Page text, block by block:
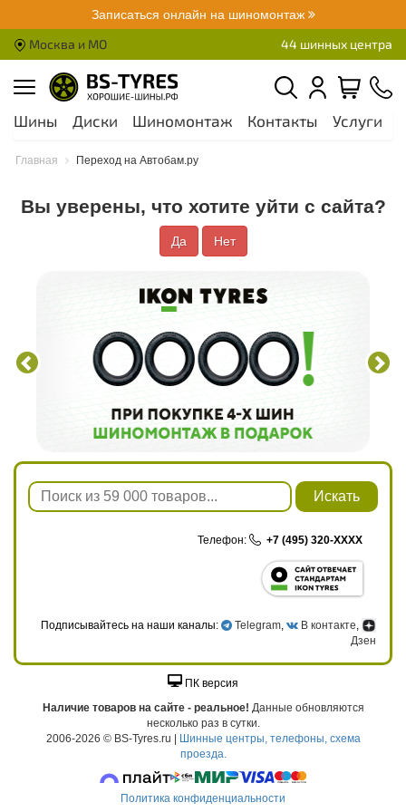
Записаться онлайн на шиномонтаж
Москва и МО 44 шинных центра
Шины Диски Шиномонтаж Контакты Услуги
Главная Переход на Автобам.ру
Вы уверены, что хотите уйти с сайта?
Да Нет
Искать
Телефон: +7 (495) 320-XXXX
Подписывайтесь на наши каналы: Telegram , В контакте
Дзен
ПК версия
Наличие товаров на сайте - реальное! Данные обновляются
несколько раз в сутки.
2006-2026 © BS-Tyres.ru | Шинные центры, телефоны, схема
проезда.
Политика конфиденциальности